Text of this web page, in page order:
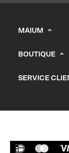
MAIUM
Portail B2B
BOUTIQUE
SERVICE
Retours